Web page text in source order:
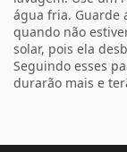
água fria. Guarde
quando não
solar, pois ela
Seguindo esses
durarão mais e